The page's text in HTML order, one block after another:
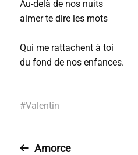
Au-delà de nos nuits
aimer te dire les mots
Qui me rattachent à toi
du fond de nos enfances.
#Valentin
Amorce